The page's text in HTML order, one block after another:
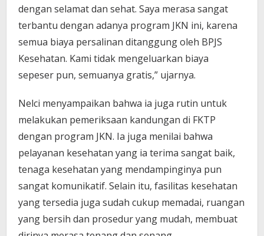
dengan selamat dan sehat. Saya merasa sangat
terbantu dengan adanya program JKN ini, karena
semua biaya persalinan ditanggung oleh BPJS
Kesehatan. Kami tidak mengeluarkan biaya
sepeser pun, semuanya gratis,” ujarnya.
Nelci menyampaikan bahwa ia juga rutin untuk
melakukan pemeriksaan kandungan di FKTP
dengan program JKN. Ia juga menilai bahwa
pelayanan kesehatan yang ia terima sangat baik,
tenaga kesehatan yang mendampinginya pun
sangat komunikatif. Selain itu, fasilitas kesehatan
yang tersedia juga sudah cukup memadai, ruangan
yang bersih dan prosedur yang mudah, membuat